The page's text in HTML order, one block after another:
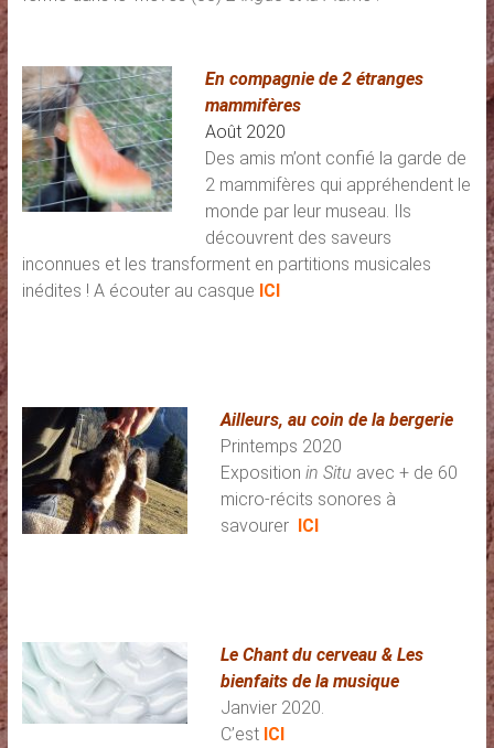
En compagnie de 2 étranges
mammifères
Août 2020
Des amis m’ont confié la garde de
2 mammifères qui appréhendent le
monde par leur museau. Ils
découvrent des saveurs
inconnues et les transforment en partitions musicales
inédites ! A écouter au casque ICI
Ailleurs, au coin de la bergerie
Printemps 2020
Exposition in Situ avec + de 60
micro-récits sonores à
savourer ICI
Le Chant du cerveau & Les
bienfaits de la musique
Janvier 2020.
C’est ICI